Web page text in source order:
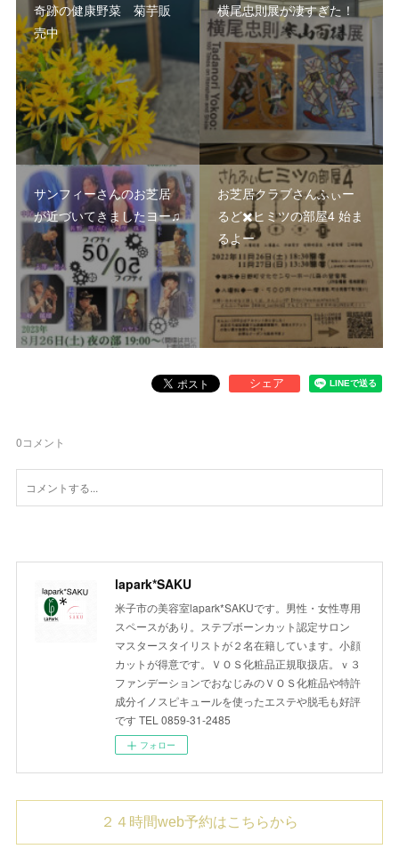
奇跡の健康野菜 菊芋販
売中
横尾忠則展が凄すぎた！
サンフィーさんのお芝居
が近づいてきましたヨー♫
お芝居クラブさんふぃー
るど✖️ヒミツの部屋4 始ま
るよー
0コメント
lapark*SAKU
米子市の美容室lapark*SAKUです。男性・女性専用
スペースがあり。ステプボーンカット認定サロン
マスタースタイリストが２名在籍しています。小顔
カットが得意です。ＶＯＳ化粧品正規取扱店。ｖ３
ファンデーションでおなじみのＶＯＳ化粧品や特許
成分イノスピキュールを使ったエステや脱毛も好評
です TEL 0859-31-2485
フォロー
２４時間web予約はこちらから